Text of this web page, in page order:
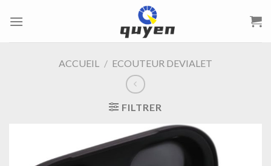
ACCUEIL / ECOUTEUR DEVIALET
FILTRER